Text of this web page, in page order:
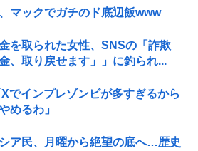
マックでガチのド底辺飯www
を取られた女性、SNSの「詐欺
、取り戻せます」」に釣られ...
Xでインプレゾンビが多すぎるから
めるわ」
ア民、月曜から絶望の底へ…歴史